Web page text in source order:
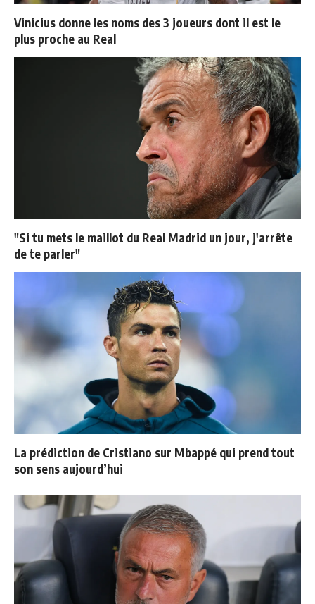
Vinicius donne les noms des 3 joueurs dont il est le
plus proche au Real
"Si tu mets le maillot du Real Madrid un jour, j'arrête
de te parler"
La prédiction de Cristiano sur Mbappé qui prend tout
son sens aujourd’hui